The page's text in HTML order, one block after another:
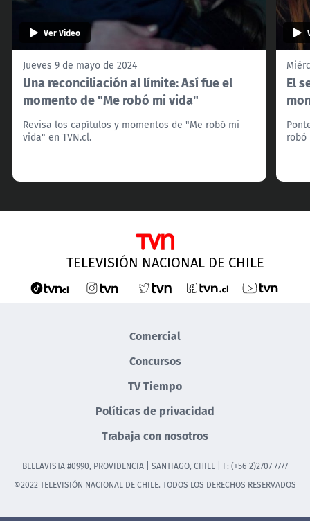
Ver Video
Jueves 9 de mayo de 2024
Una reconciliación al límite: Así fue el
momento de "Me robó mi vida"
Revisa los capítulos y momentos de "Me robó mi
vida" en TVN.cl.
El
robó
TELEVISIÓN NACIONAL DE CHILE
Comercial
Concursos
TV Tiempo
Políticas de privacidad
Trabaja con nosotros
BELLAVISTA #0990, PROVIDENCIA | SANTIAGO, CHILE | F: (+56-2)2707 7777
©2022 TELEVISIÓN NACIONAL DE CHILE. TODOS LOS DERECHOS RESERVADOS